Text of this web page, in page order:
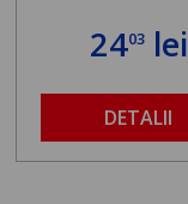
2403lei
DETALII